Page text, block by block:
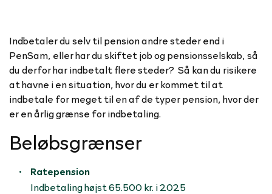
Indbetaler du selv til pension andre steder end i
PenSam, eller har du skiftet job og pensionsselskab, så
du derfor har indbetalt flere steder? Så kan du risikere
at havne i en situation, hvor du er kommet til at
indbetale for meget til en af de typer pension, hvor der
er en årlig grænse for indbetaling.
Beløbsgrænser
Ratepension
Indbetaling højst 65.500 kr. i 2025